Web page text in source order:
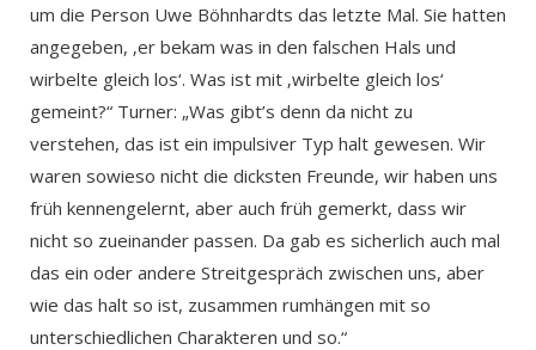
um die Person Uwe Böhnhardts das letzte Mal. Sie hatten
angegeben, ‚er bekam was in den falschen Hals und
wirbelte gleich los‘. Was ist mit ‚wirbelte gleich los‘
gemeint?“ Turner: „Was gibt’s denn da nicht zu
verstehen, das ist ein impulsiver Typ halt gewesen. Wir
waren sowieso nicht die dicksten Freunde, wir haben uns
früh kennengelernt, aber auch früh gemerkt, dass wir
nicht so zueinander passen. Da gab es sicherlich auch mal
das ein oder andere Streitgespräch zwischen uns, aber
wie das halt so ist, zusammen rumhängen mit so
unterschiedlichen Charakteren und so.“